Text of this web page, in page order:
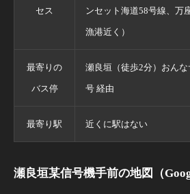
セス ンセット海道58号線、万
漁港近く）
最寄りの
バス停
瀬良垣（徒歩2分）おん
号 経由
最寄り駅 近くに駅はない
瀬良垣某信号機手前の地図（